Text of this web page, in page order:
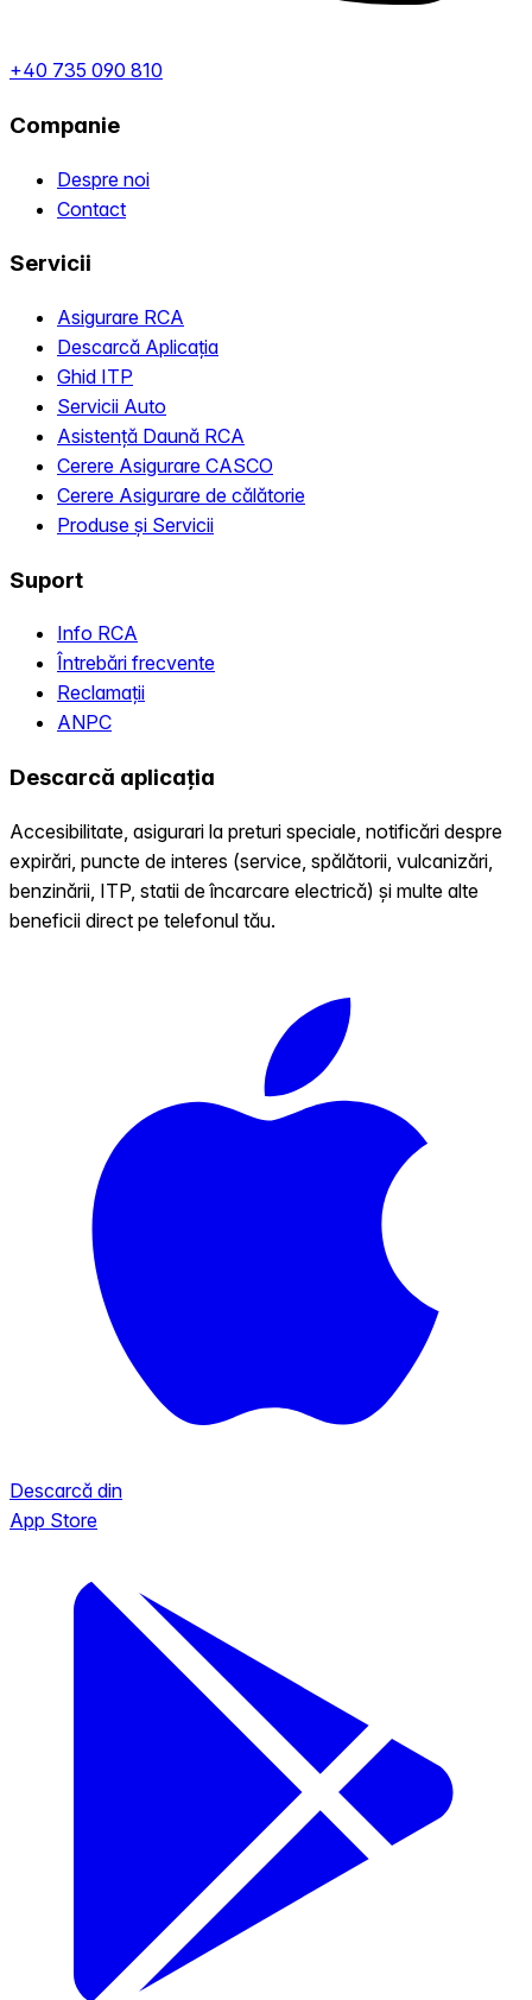
+40 735 090 810
Companie
Despre noi
Contact
Servicii
Asigurare RCA
Descarcă Aplicația
Ghid ITP
Servicii Auto
Asistență Daună RCA
Cerere Asigurare CASCO
Cerere Asigurare de călătorie
Produse și Servicii
Suport
Info RCA
Întrebări frecvente
Reclamații
ANPC
Descarcă aplicația
Accesibilitate, asigurari la preturi speciale, notificări despre
expirări, puncte de interes (service, spălătorii, vulcanizări,
benzinării, ITP, statii de încarcare electrică) și multe alte
beneficii direct pe telefonul tău.
Descarcă din
App Store